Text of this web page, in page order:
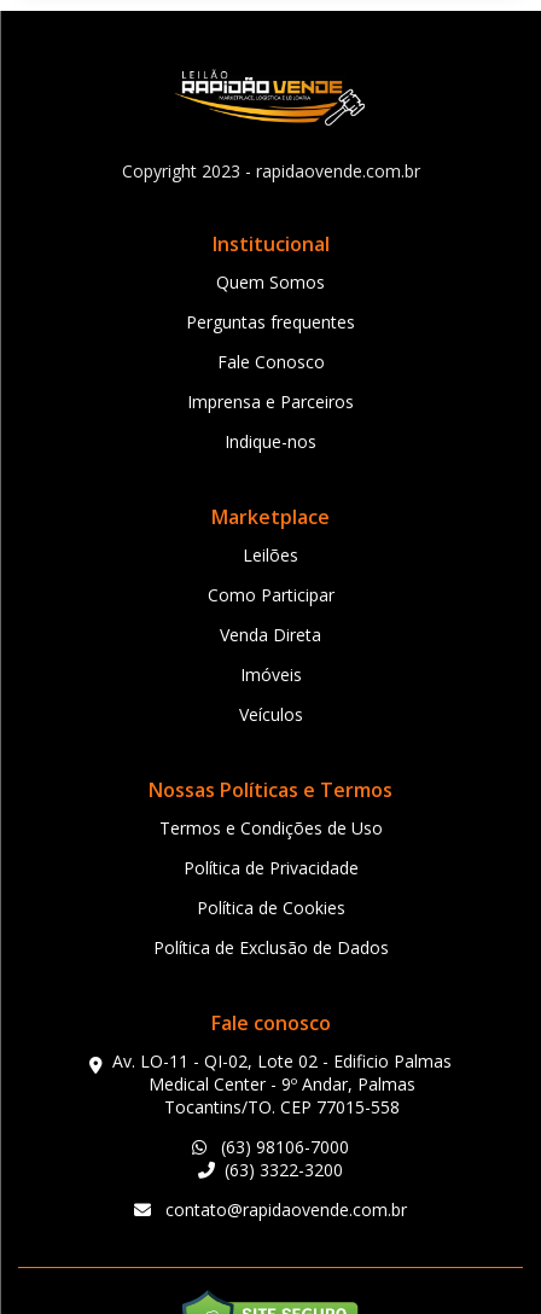
Copyright 2023 - rapidaovende.com.br
Institucional
Quem Somos
Perguntas frequentes
Fale Conosco
Imprensa e Parceiros
Indique-nos
Marketplace
Leilões
Como Participar
Venda Direta
Imóveis
Veículos
Nossas Políticas e Termos
Termos e Condições de Uso
Política de Privacidade
Política de Cookies
Política de Exclusão de Dados
Fale conosco
Av. LO-11 - QI-02, Lote 02 - Edificio Palmas
Medical Center - 9º Andar, Palmas
Tocantins/TO. CEP 77015-558
(63) 98106-7000
(63) 3322-3200
contato@rapidaovende.com.br